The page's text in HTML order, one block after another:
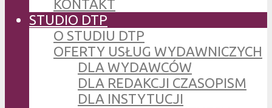
KONTAKT
STUDIO DTP
O STUDIU DTP
OFERTY USŁUG WYDAWNICZYCH
DLA WYDAWCÓW
DLA REDAKCJI CZASOPISM
DLA INSTYTUCJI